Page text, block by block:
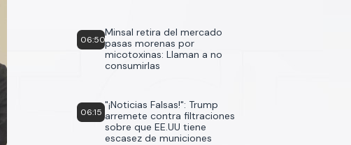
06:50
Minsal retira del mercado
pasas morenas por
micotoxinas: Llaman a no
consumirlas
06:15
"¡Noticias Falsas!": Trump
arremete contra filtraciones
sobre que EE.UU tiene
escasez de municiones